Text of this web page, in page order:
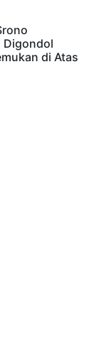
Digondol
di Atas